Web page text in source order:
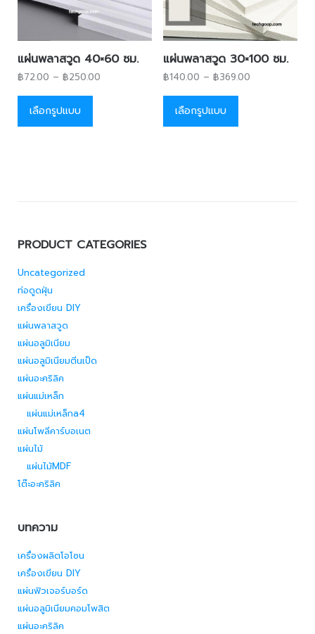
แผ่นพลาสวูด 40×60 ซม.
฿72.00 – ฿250.00
เลือกรูปแบบ
แผ่นพลาสวูด 30×100 ซม.
฿140.00 – ฿369.00
เลือกรูปแบบ
PRODUCT CATEGORIES
Uncategorized
ท่อดูดฝุ่น
เครื่องเขียน DIY
แผ่นพลาสวูด
แผ่นอลูมิเนียม
แผ่นอลูมิเนียมตีนเป็ด
แผ่นอะคริลิค
แผ่นแม่เหล็ก
แผ่นแม่เหล็กa4
แผ่นโพลีคาร์บอเนต
แผ่นไม้
แผ่นไม้MDF
โต๊ะอะคริลิค
บทความ
เครื่องผลิตโอโซน
เครื่องเขียน DIY
แผ่นฟิวเจอร์บอร์ด
แผ่นอลูมิเนียมคอมโพสิต
แผ่นอะคริลิค